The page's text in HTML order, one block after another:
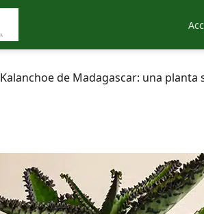
Kalanchoe de Madagascar: una planta